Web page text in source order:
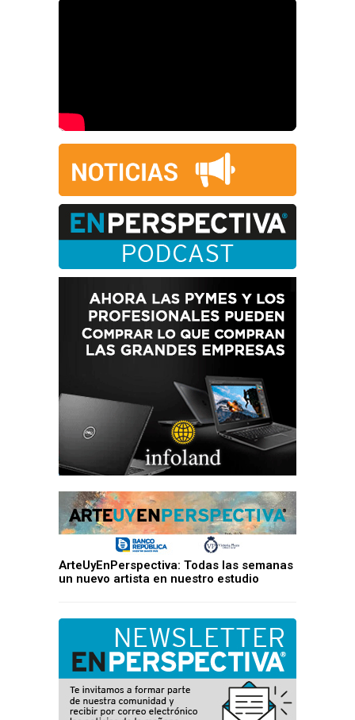
ArteUyEnPerspectiva: Todas las semanas
un nuevo artista en nuestro estudio